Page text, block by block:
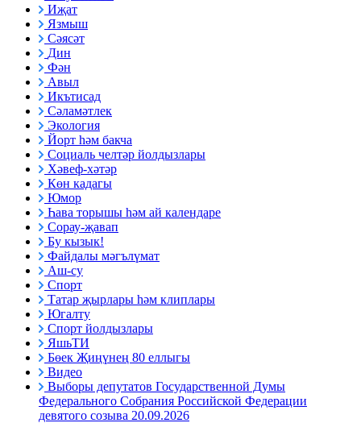
Иҗат
Язмыш
Сәясәт
Дин
Фән
Авыл
Икътисад
Сәламәтлек
Экология
Йорт һәм бакча
Социаль челтәр йолдызлары
Хәвеф-хәтәр
Көн кадагы
Юмор
Һава торышы һәм ай календаре
Сорау-җавап
Бу кызык!
Файдалы мәгълүмат
Аш-су
Спорт
Татар җырлары һәм клиплары
Югалту
Спорт йолдызлары
ЯшьТИ
Бөек Җиңүнең 80 еллыгы
Видео
Выборы депутатов Государственной Думы
Федерального Собрания Российской Федерации
девятого созыва 20.09.2026